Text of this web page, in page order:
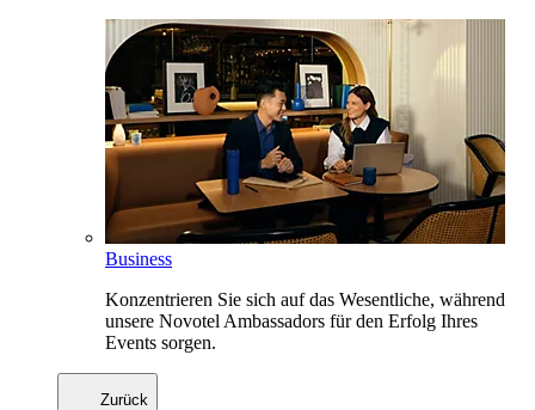
Business
Konzentrieren Sie sich auf das Wesentliche, während
unsere Novotel Ambassadors für den Erfolg Ihres
Events sorgen.
Zurück